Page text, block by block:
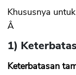
Khususnya
Â
1)
Keterbatasan